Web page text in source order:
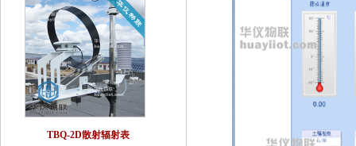
TBQ-2D散射辐射表